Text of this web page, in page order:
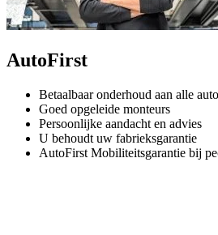
AutoFirst
Betaalbaar onderhoud aan alle
Goed opgeleide monteurs
Persoonlijke aandacht en advies
U behoudt uw fabrieksgarantie
AutoFirst Mobiliteitsgarantie bij